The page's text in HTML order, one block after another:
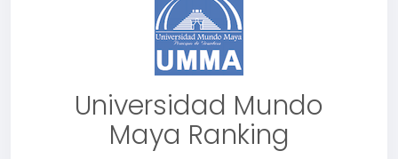
Universidad Mundo
Maya Ranking